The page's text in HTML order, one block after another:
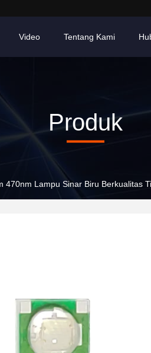
Video Tentang Kami
Produk
470nm Lampu Sinar Biru Berkualitas